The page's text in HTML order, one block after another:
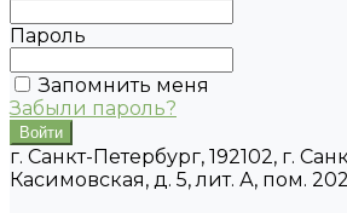
Пароль
Запомнить меня
Забыли пароль?
г. Санкт-Петербург, 192102, г.
Касимовская, д. 5, лит. А, пом.